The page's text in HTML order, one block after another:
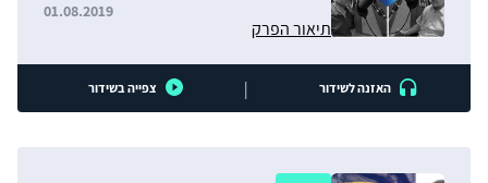
תיאור הפרק
01.08.2019
האזנה לשידור | צפייה בשידור